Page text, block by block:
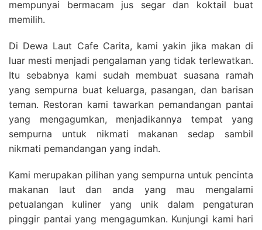
mempunyai bermacam jus segar dan koktail buat
memilih.
Di Dewa Laut Cafe Carita, kami yakin jika makan di
luar mesti menjadi pengalaman yang tidak terlewatkan.
Itu sebabnya kami sudah membuat suasana ramah
yang sempurna buat keluarga, pasangan, dan barisan
teman. Restoran kami tawarkan pemandangan pantai
yang mengagumkan, menjadikannya tempat yang
sempurna untuk nikmati makanan sedap sambil
nikmati pemandangan yang indah.
Kami merupakan pilihan yang sempurna untuk pencinta
makanan laut dan anda yang mau mengalami
petualangan kuliner yang unik dalam pengaturan
pinggir pantai yang mengagumkan. Kunjungi kami hari